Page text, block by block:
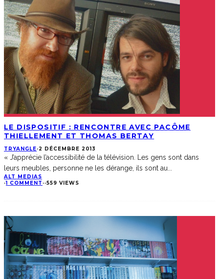
LE DISPOSITIF : RENCONTRE AVEC PACÔME
THIELLEMENT ET THOMAS BERTAY
TRYANGLE·2 DÉCEMBRE 2013
« J’apprécie l’accessibilité de la télévision. Les gens sont dans
leurs meubles, personne ne les dérange, ils sont au...
ALT MEDIAS
·1 COMMENT ··559 VIEWS